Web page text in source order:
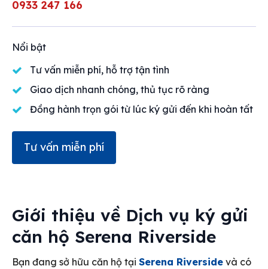
Cho thuê
Liên hệ
Search
0933 247 166
Nổi bật
Tư vấn miễn phí, hỗ trợ tận tình
Giao dịch nhanh chóng, thủ tục rõ ràng
Đồng hành trọn gói từ lúc ký gửi đến khi hoàn tất
Tư vấn miễn phí
Giới thiệu về Dịch vụ ký gửi
căn hộ Serena Riverside
Bạn đang sở hữu căn hộ tại Serena Riverside và có